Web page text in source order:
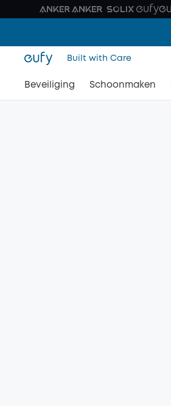
Built with Care
Beveiliging Schoonmaken